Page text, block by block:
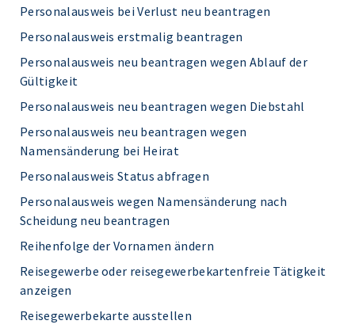
Personalausweis bei Verlust neu beantragen
Personalausweis erstmalig beantragen
Personalausweis neu beantragen wegen Ablauf der
Gültigkeit
Personalausweis neu beantragen wegen Diebstahl
Personalausweis neu beantragen wegen
Namensänderung bei Heirat
Personalausweis Status abfragen
Personalausweis wegen Namensänderung nach
Scheidung neu beantragen
Reihenfolge der Vornamen ändern
Reisegewerbe oder reisegewerbekartenfreie Tätigkeit
anzeigen
Reisegewerbekarte ausstellen